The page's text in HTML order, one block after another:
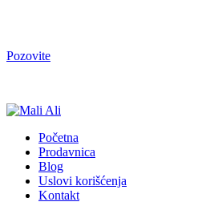
Pozovite
Početna
Prodavnica
Blog
Uslovi korišćenja
Kontakt